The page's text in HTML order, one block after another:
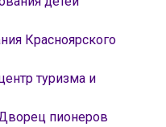
Красноярского
туризма и
пионеров